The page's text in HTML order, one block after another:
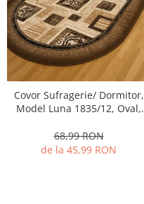
Covor Sufragerie/ Dormitor,
Model Luna 1835/12, Oval,
68,99 RON
de la 45,99 RON